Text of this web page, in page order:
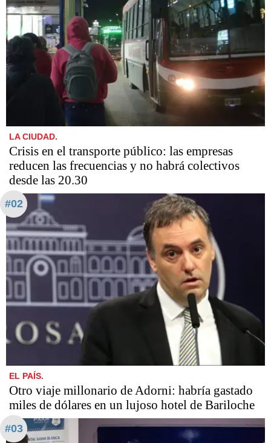
LA CIUDAD.
Crisis en el transporte público: las empresas
reducen las frecuencias y no habrá colectivos
desde las 20.30
#02
EL PAÍS.
Otro viaje millonario de Adorni: habría gastado
miles de dólares en un lujoso hotel de Bariloche
#03